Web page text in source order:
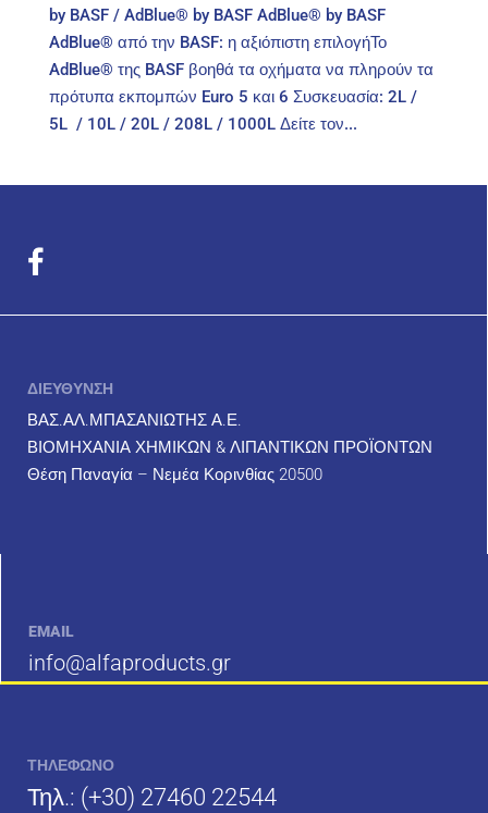
by BASF / AdBlue® by BASF AdBlue® by BASF
AdBlue® από την BASF: η αξιόπιστη επιλογήΤο
AdBlue® της BASF βοηθά τα οχήματα να πληρούν τα
πρότυπα εκπομπών Euro 5 και 6 Συσκευασία: 2L /
5L / 10L / 20L / 208L / 1000L Δείτε τον...
ΔΙΕΥΘΥΝΣΗ
ΒΑΣ.ΑΛ.ΜΠΑΣΑΝΙΩΤΗΣ Α.Ε.
ΒΙΟΜΗΧΑΝΙΑ ΧΗΜΙΚΩΝ & ΛΙΠΑΝΤΙΚΩΝ ΠΡΟΪΟΝΤΩΝ
Θέση Παναγία – Νεμέα Κορινθίας 20500
EMAIL
info@alfaproducts.gr
ΤΗΛΕΦΩΝΟ
Τηλ.: (+30) 27460 22544